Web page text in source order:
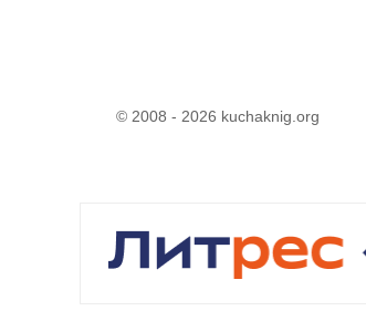
© 2008 - 2026 kuchaknig.org